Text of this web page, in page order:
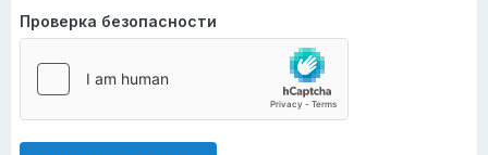
Проверка безопасности